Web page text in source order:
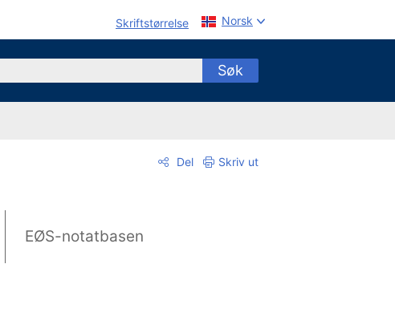
Skriftstørrelse Norsk
Søk
Del Skriv ut
EØS-notatbasen